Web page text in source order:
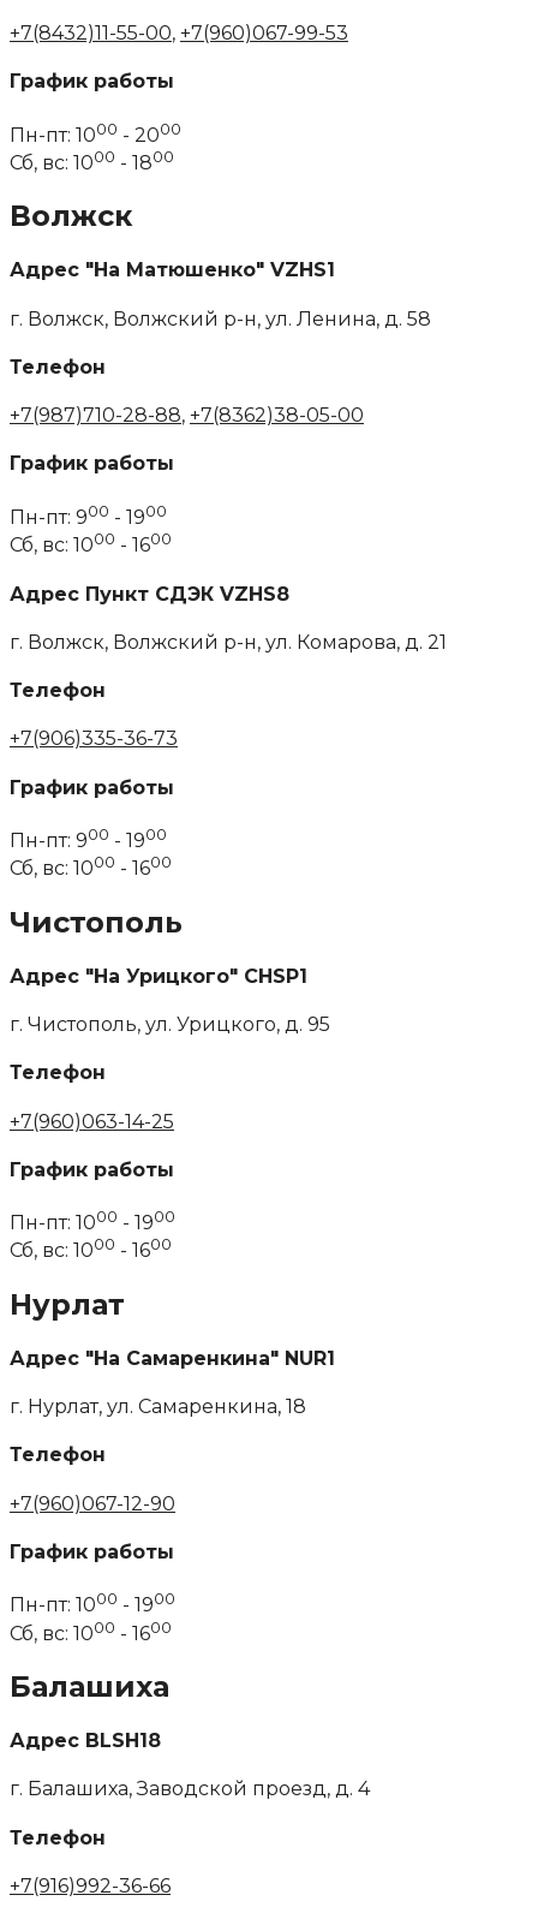
+7(8432)11-55-00, +7(960)067-99-53
График работы
Пн-пт: 1000 - 2000
Сб, вс: 1000 - 1800
Волжск
Адрес "На Матюшенко" VZHS1
г. Волжск, Волжский р-н, ул. Ленина, д. 58
Телефон
+7(987)710-28-88, +7(8362)38-05-00
График работы
Пн-пт: 900 - 1900
Сб, вс: 1000 - 1600
Адрес Пункт СДЭК VZHS8
г. Волжск, Волжский р-н, ул. Комарова, д. 21
Телефон
+7(906)335-36-73
График работы
Пн-пт: 900 - 1900
Сб, вс: 1000 - 1600
Чистополь
Адрес "На Урицкого" CHSP1
г. Чистополь, ул. Урицкого, д. 95
Телефон
+7(960)063-14-25
График работы
Пн-пт: 1000 - 1900
Сб, вс: 1000 - 1600
Нурлат
Адрес "На Самаренкина" NUR1
г. Нурлат, ул. Самаренкина, 18
Телефон
+7(960)067-12-90
График работы
Пн-пт: 1000 - 1900
Сб, вс: 1000 - 1600
Балашиха
Адрес BLSH18
г. Балашиха, Заводской проезд, д. 4
Телефон
+7(916)992-36-66